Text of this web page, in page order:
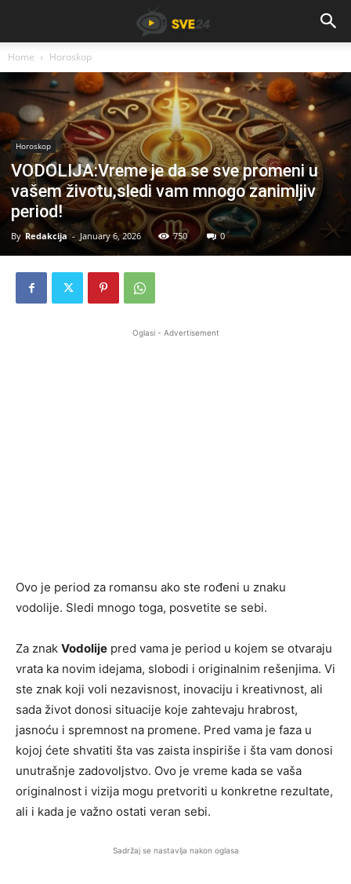
Home Horoskop
Horoskop
VODOLIJA:Vreme je da se sve promeni u
vašem životu,sledi vam mnogo zanimljiv
period!
By Redakcija - January 6, 2026 750 0
Oglasi - Advertisement
Ovo je period za romansu ako ste rođeni u znaku
vodolije. Sledi mnogo toga, posvetite se sebi.
Za znak Vodolije pred vama je period u kojem se otvaraju
vrata ka novim idejama, slobodi i originalnim rešenjima. Vi
ste znak koji voli nezavisnost, inovaciju i kreativnost, ali
sada život donosi situacije koje zahtevaju hrabrost,
jasnoću i spremnost na promene. Pred vama je faza u
kojoj ćete shvatiti šta vas zaista inspiriše i šta vam donosi
unutrašnje zadovoljstvo. Ovo je vreme kada se vaša
originalnost i vizija mogu pretvoriti u konkretne rezultate,
ali i kada je važno ostati veran sebi.
Sadržaj se nastavlja nakon oglasa